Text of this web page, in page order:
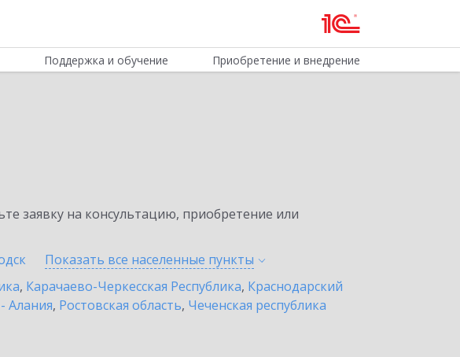
Поддержка и обучение Приобретение и внедрение
заявку на консультацию, приобретение или
Показать все населенные пункты
, Карачаево-Черкесская Республика, Краснодарский
Алания, Ростовская область, Чеченская республика